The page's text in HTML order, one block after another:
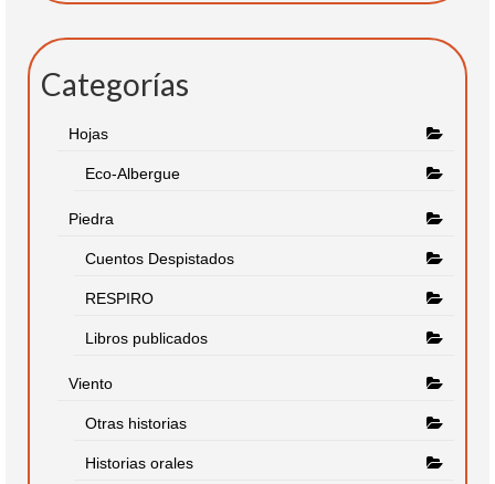
Categorías
Hojas
Eco-Albergue
Piedra
Cuentos Despistados
RESPIRO
Libros publicados
Viento
Otras historias
Historias orales